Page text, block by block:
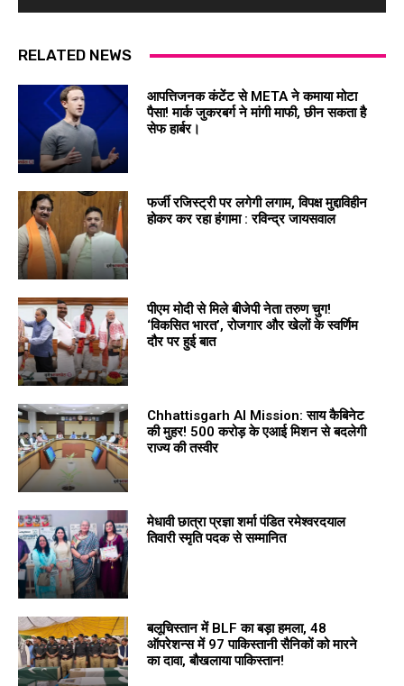
RELATED NEWS
आपत्तिजनक कंटेंट से META ने कमाया मोटा
पैसा! मार्क जुकरबर्ग ने मांगी माफी, छीन सकता है
सेफ हार्बर।
फर्जी रजिस्ट्री पर लगेगी लगाम, विपक्ष मुद्दाविहीन
होकर कर रहा हंगामा : रविन्द्र जायसवाल
पीएम मोदी से मिले बीजेपी नेता तरुण चुग!
‘विकसित भारत’, रोजगार और खेलों के स्वर्णिम
दौर पर हुई बात
Chhattisgarh AI Mission: साय कैबिनेट
की मुहर! 500 करोड़ के एआई मिशन से बदलेगी
राज्य की तस्वीर
मेधावी छात्रा प्रज्ञा शर्मा पंडित रमेश्वरदयाल
तिवारी स्मृति पदक से सम्मानित
बलूचिस्तान में BLF का बड़ा हमला, 48
ऑपरेशन्स में 97 पाकिस्तानी सैनिकों को मारने
का दावा, बौखलाया पाकिस्तान!